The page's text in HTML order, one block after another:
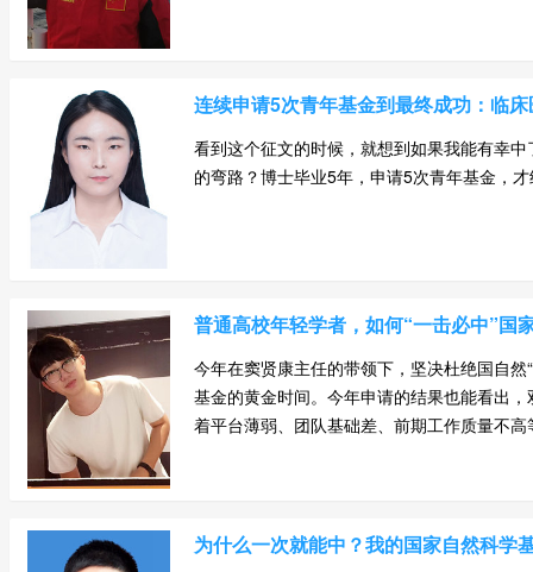
连续申请5次青年基金到最终成功：临
看到这个征文的时候，就想到如果我能有幸
的弯路？博士毕业5年，申请5次青年基金，
普通高校年轻学者，如何“一击必中”国
今年在窦贤康主任的带领下，坚决杜绝国自
基金的黄金时间。今年申请的结果也能看出
着平台薄弱、团队基础差、前期工作质量不高
为什么一次就能中？我的国家自然科学